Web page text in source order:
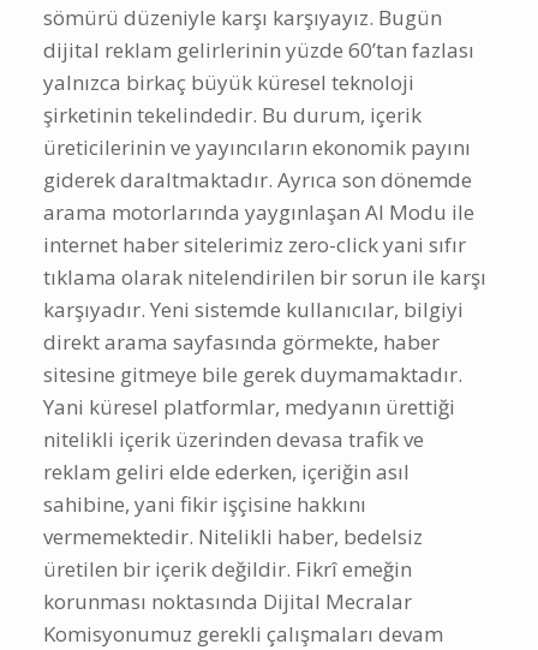
sömürü düzeniyle karşı karşıyayız. Bugün
dijital reklam gelirlerinin yüzde 60’tan fazlası
yalnızca birkaç büyük küresel teknoloji
şirketinin tekelindedir. Bu durum, içerik
üreticilerinin ve yayıncıların ekonomik payını
giderek daraltmaktadır. Ayrıca son dönemde
arama motorlarında yaygınlaşan AI Modu ile
internet haber sitelerimiz zero-click yani sıfır
tıklama olarak nitelendirilen bir sorun ile karşı
karşıyadır. Yeni sistemde kullanıcılar, bilgiyi
direkt arama sayfasında görmekte, haber
sitesine gitmeye bile gerek duymamaktadır.
Yani küresel platformlar, medyanın ürettiği
nitelikli içerik üzerinden devasa trafik ve
reklam geliri elde ederken, içeriğin asıl
sahibine, yani fikir işçisine hakkını
vermemektedir. Nitelikli haber, bedelsiz
üretilen bir içerik değildir. Fikrî emeğin
korunması noktasında Dijital Mecralar
Komisyonumuz gerekli çalışmaları devam